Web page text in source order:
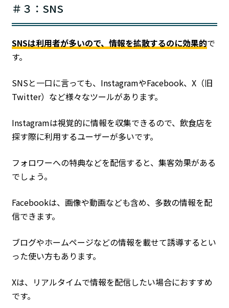
＃３：SNS
SNSは利用者が多いので、情報を拡散するのに効果的で
す。
SNSと一口に言っても、InstagramやFacebook、X（旧
Twitter）など様々なツールがあります。
Instagramは視覚的に情報を収集できるので、飲食店を
探す際に利用するユーザーが多いです。
フォロワーへの特典などを配信すると、集客効果がある
でしょう。
Facebookは、画像や動画なども含め、多数の情報を配
信できます。
ブログやホームページなどの情報を載せて誘導するとい
った使い方もあります。
Xは、リアルタイムで情報を配信したい場合におすすめ
です。